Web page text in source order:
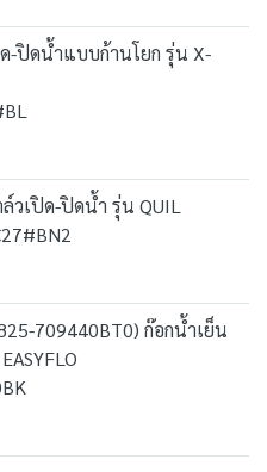
-ปิดน้ำแบบก้านโยก รุ่น X-
วเปิด-ปิดน้ำ รุ่น QUIL
709440BT0) ก๊อกน้ำเย็น